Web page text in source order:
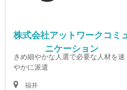
株式会社アットワークコミ
ニケーション
きめ細やかな人選で必要な人材を速
やかに派遣
福井